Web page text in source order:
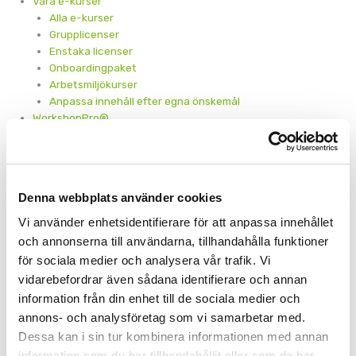
Denna webbplats använder cookies
Vi använder enhetsidentifierare för att anpassa innehållet
och annonserna till användarna, tillhandahålla funktioner
för sociala medier och analysera vår trafik. Vi
vidarebefordrar även sådana identifierare och annan
information från din enhet till de sociala medier och
annons- och analysföretag som vi samarbetar med.
Dessa kan i sin tur kombinera informationen med annan
Alla e-kurser
Grupplicenser
Enstaka licenser
Onboardingpaket
Arbetsmiljökurser
Anpassa innehåll efter egna önskemål
WorkshopPro®
WorkshopPro® – Lärkultur
WorkshopPro® – Arbetsmiljö för chefer
WorkshopPro® – Arbetsmiljö för medarbetare
Maximera e-lärandet
Podcast om effektivt lärande
Från start till mål
Att utvärdera en e-kurs
Blended e-learning
Ledaranalysen – kartlägg behov
Bygg ett årshjul med e-kurser